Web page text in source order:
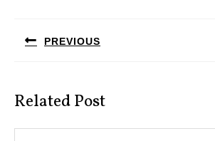
записям
PREVIOUS
Related Post